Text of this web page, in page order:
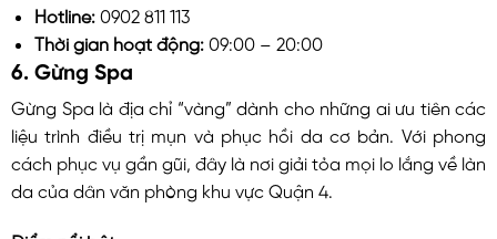
Hotline:0902 811 113
Thời gian hoạt động: 09:00 – 20:00
6. Gừng Spa
Gừng Spa là địa chỉ “vàng” dành cho những ai ưu tiên các
liệu trình điều trị mụn và phục hồi da cơ bản. Với phong
cách phục vụ gần gũi, đây là nơi giải tỏa mọi lo lắng về làn
da của dân văn phòng khu vực Quận 4.